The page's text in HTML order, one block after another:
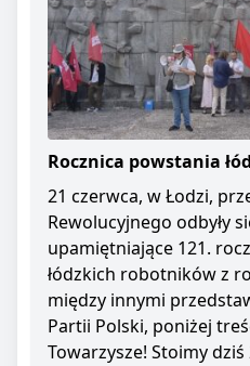
Rocznica powstania
21 czerwca, w Łodzi,
Rewolucyjnego odbyły
upamiętniające 121.
łódzkich robotników z
między innymi
Partii Polski, poniżej
Towarzysze! Stoimy